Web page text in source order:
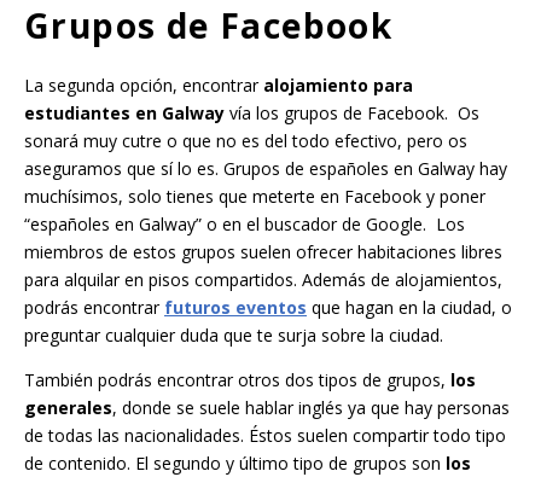
Grupos de Facebook
La segunda opción, encontrar alojamiento para
estudiantes en Galway vía los grupos de Facebook. Os
sonará muy cutre o que no es del todo efectivo, pero os
aseguramos que sí lo es. Grupos de españoles en Galway hay
muchísimos, solo tienes que meterte en Facebook y poner
“españoles en Galway” o en el buscador de Google. Los
miembros de estos grupos suelen ofrecer habitaciones libres
para alquilar en pisos compartidos. Además de alojamientos,
podrás encontrar futuros eventos que hagan en la ciudad, o
preguntar cualquier duda que te surja sobre la ciudad.
También podrás encontrar otros dos tipos de grupos, los
generales, donde se suele hablar inglés ya que hay personas
de todas las nacionalidades. Éstos suelen compartir todo tipo
de contenido. El segundo y último tipo de grupos son los